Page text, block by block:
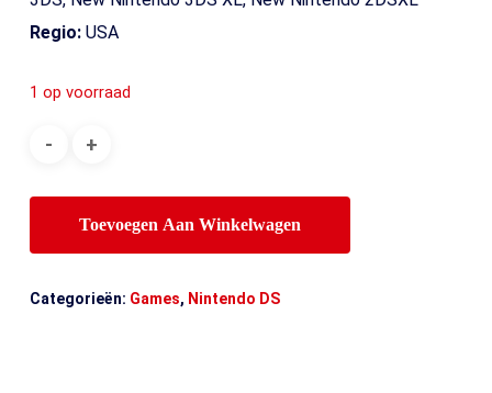
Regio:USA
1 op voorraad
Toevoegen Aan Winkelwagen
Categorieën: Games, Nintendo DS